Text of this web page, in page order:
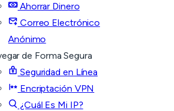
Ahorrar Dinero
Correo Electrónico
Anónimo
de Forma Segura
Seguridad en Línea
Encriptación VPN
¿Cuál Es Mi IP?